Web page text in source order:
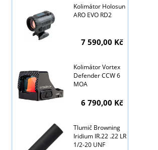
Kolimátor Holosun
ARO EVO RD2
7 590,00 Kč
Kolimátor Vortex
Defender CCW 6
MOA
6 790,00 Kč
Tlumič Browning
Iridium IR.22 .22 LR
1/2-20 UNF